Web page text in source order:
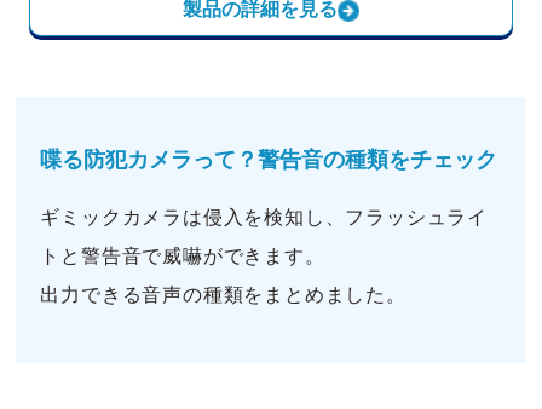
製品の詳細を見る
喋る防犯カメラって？警告音の種類をチェック
ギミックカメラは侵入を検知し、フラッシュライ
トと警告音で威嚇ができます。
出力できる音声の種類をまとめました。